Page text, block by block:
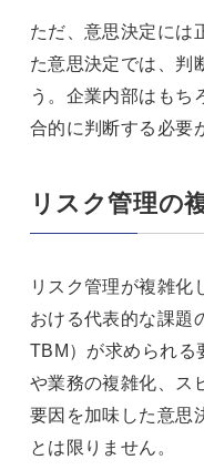
ただ、意思決定には
た意思決定では、判
う。企業内部はもち
合的に判断する必要
リスク管理の
リスク管理が複雑化
おける代表的な課題
TBM）が求められる
や業務の複雑化、ス
要因を加味した意思
とは限りません。